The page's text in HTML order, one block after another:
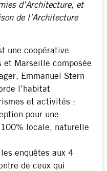
d’Architecture, et
de l’Architecture
une coopérative
et Marseille composée
Emmanuel Stern
l’habitat
et activités :
pour une
locale, naturelle
enquêtes aux 4
de ceux qui